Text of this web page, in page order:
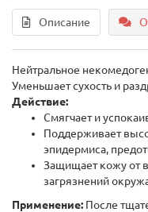
Описание
Нейтральное
Уменьшает сухость и
Действие:
Смягчает и
Поддерживает
эпидермиса,
Защищает кожу от
загрязнений
Применение: После